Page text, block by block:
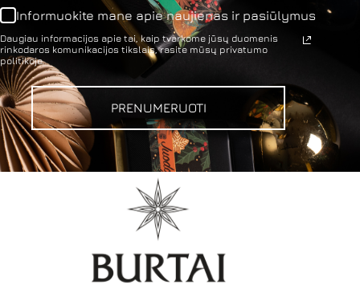
Informuokite mane apie naujienas ir pasiūlymus
Daugiau informacijos apie tai, kaip tvarkome jūsų duomenis
rinkodaros komunikacijos tikslais, rasite mūsų privatumo
politikoje.
PRENUMERUOTI